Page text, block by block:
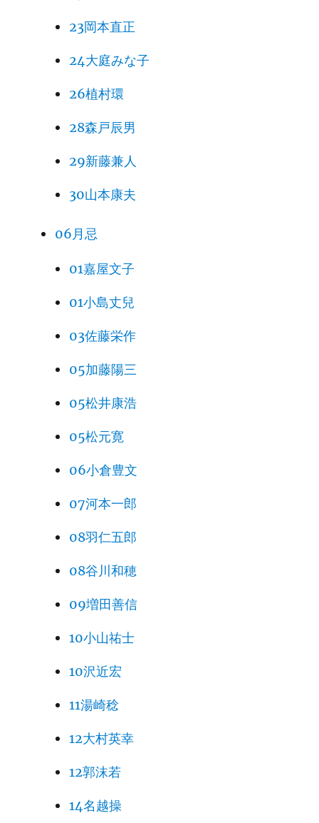
23岡本直正
24大庭みな子
26植村環
28森戸辰男
29新藤兼人
30山本康夫
06月忌
01嘉屋文子
01小島丈兒
03佐藤栄作
05加藤陽三
05松井康浩
05松元寛
06小倉豊文
07河本一郎
08羽仁五郎
08谷川和穂
09増田善信
10小山祐士
10沢近宏
11湯崎稔
12大村英幸
12郭沫若
14名越操